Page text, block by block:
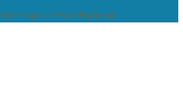
Bewertungen auf ProvenExpert.com